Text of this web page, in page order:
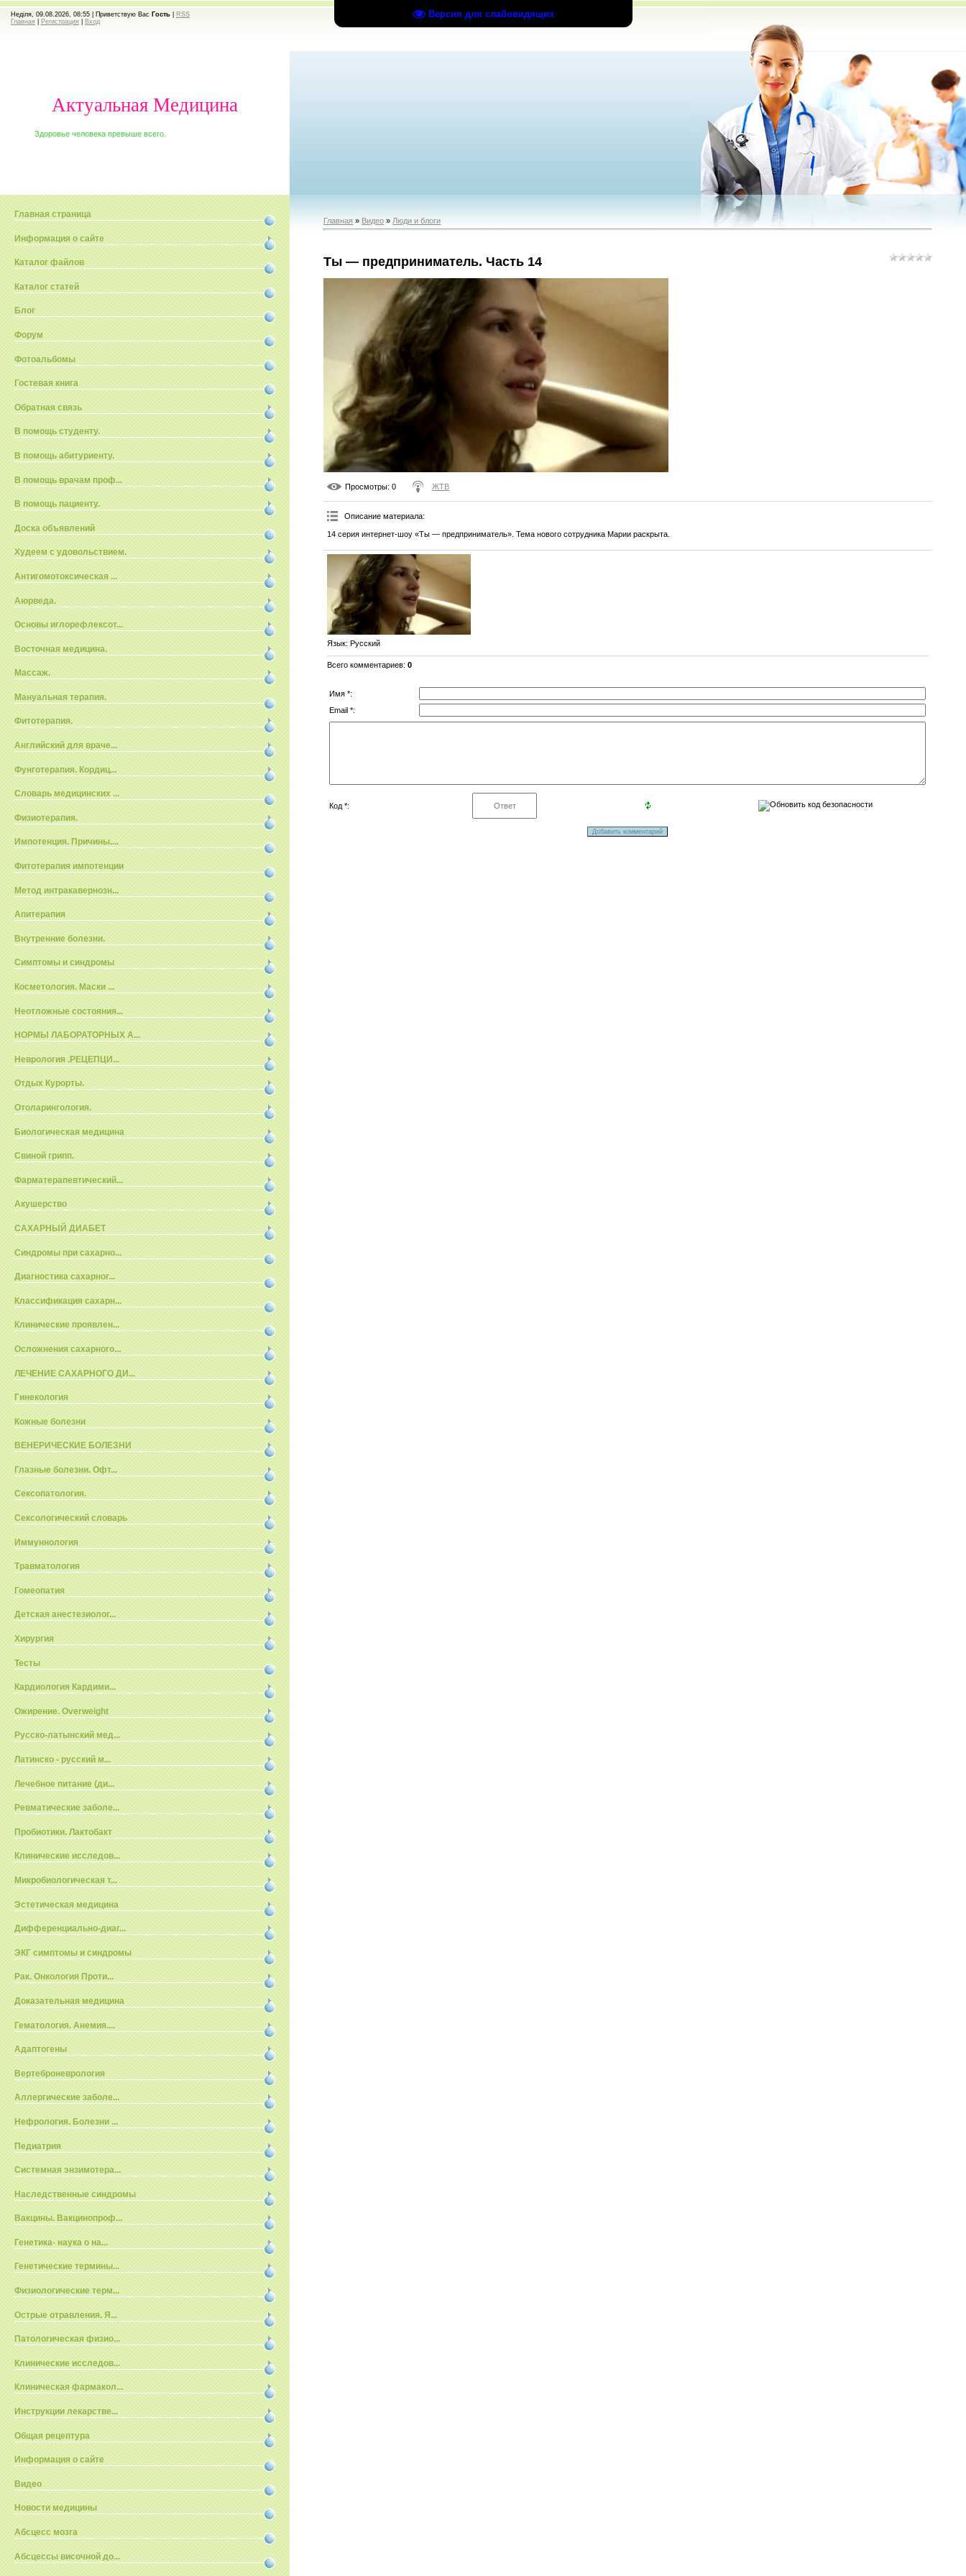
Версия для слабовидящих
Неділя, 09.08.2026, 08:55 | Приветствую Вас Гость
RSS
Главная
Регистрация Вход
Актуальная Медицина
Здоровье человека превыше всего.
Главная страница
Информация о сайте
Каталог файлов
Каталог статей
Блог
Форум
Фотоальбомы
Гостевая книга
Обратная связь
В помощь студенту.
В помощь абитуриенту.
В помощь врачам проф...
В помощь пациенту.
Доска объявлений
Худеем с удовольствием.
Антигомотоксическая ...
Аюрведа.
Основы иглорефлексот...
Восточная медицина.
Массаж.
Мануальная терапия.
Фитотерапия.
Английский для враче...
Фунготерапия. Кордиц...
Словарь медицинских ...
Физиотерапия.
Импотенция. Причины....
Фитотерапия импотенции
Метод интракавернозн...
Апитерапия
Внутренние болезни.
Симптомы и синдромы
Косметология. Маски ...
Неотложные состояния...
НОРМЫ ЛАБОРАТОРНЫХ А...
Неврология .РЕЦЕПЦИ...
Отдых Курорты.
Отоларингология.
Биологическая медицина
Свиной грипп.
Фарматерапевтический...
Акушерство
САХАРНЫЙ ДИАБЕТ
Синдромы при сахарно...
Диагностика сахарног...
Классификация сахарн...
Клинические проявлен...
Осложнения сахарного...
ЛЕЧЕНИЕ САХАРНОГО ДИ...
Гинекология
Кожные болезни
ВЕНЕРИЧЕСКИЕ БОЛЕЗНИ
Глазные болезни. Офт...
Сексопатология.
Сексологический словарь
Иммуннология
Травматология
Гомеопатия
Детская анестезиолог...
Хирургия
Тесты
Кардиология Кардими...
Ожирение. Overweight
Русско-латынский мед...
Латинско - русский м...
Лечебное питание (ди...
Ревматические заболе...
Пробиотики. Лактобакт
Клинические исследов...
Микробиологическая т...
Эстетическая медицина
Дифференциально-диаг...
ЭКГ симптомы и синдромы
Рак. Онкология Проти...
Доказательная медицина
Гематология. Анемия....
Адаптогены
Вертеброневрология
Аллергические заболе...
Нефрология. Болезни ...
Педиатрия
Системная энзимотера...
Наследственные синдромы
Вакцины. Вакцинопроф...
Генетика- наука о на...
Генетические термины...
Физиологические терм...
Острые отравления. Я...
Патологическая физио...
Клинические исследов...
Клиническая фармакол...
Инструкции лекарстве...
Общая рецептура
Информация о сайте
Видео
Новости медицины
Абсцесс мозга
Абсцессы височной до...
Главная » Видео » Люди и блоги
Ты — предприниматель. Часть 14
Просмотры: 0 ЖТВ
Описание материала:
14 серия интернет-шоу «Ты — предприниматель». Тема нового сотрудника Марии раскрыта.
Язык: Русский
Всего комментариев:0
Имя *:
Email *:
Код *: